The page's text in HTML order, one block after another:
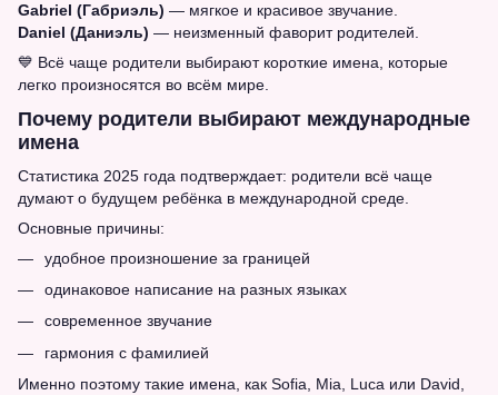
Gabriel (Габриэль) — мягкое и красивое звучание.
Daniel (Даниэль) — неизменный фаворит родителей.
💙 Всё чаще родители выбирают короткие имена, которые
легко произносятся во всём мире.
Почему родители выбирают международные
имена
Статистика 2025 года подтверждает: родители всё чаще
думают о будущем ребёнка в международной среде.
Основные причины:
удобное произношение за границей
одинаковое написание на разных языках
современное звучание
гармония с фамилией
Именно поэтому такие имена, как Sofia, Mia, Luca или David,